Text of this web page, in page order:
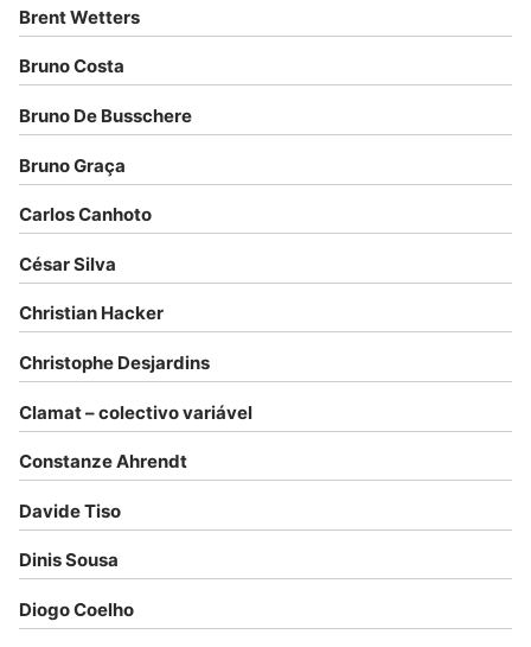
Brent Wetters
Bruno Costa
Bruno De Busschere
Bruno Graça
Carlos Canhoto
César Silva
Christian Hacker
Christophe Desjardins
Clamat – colectivo variável
Constanze Ahrendt
Davide Tiso
Dinis Sousa
Diogo Coelho